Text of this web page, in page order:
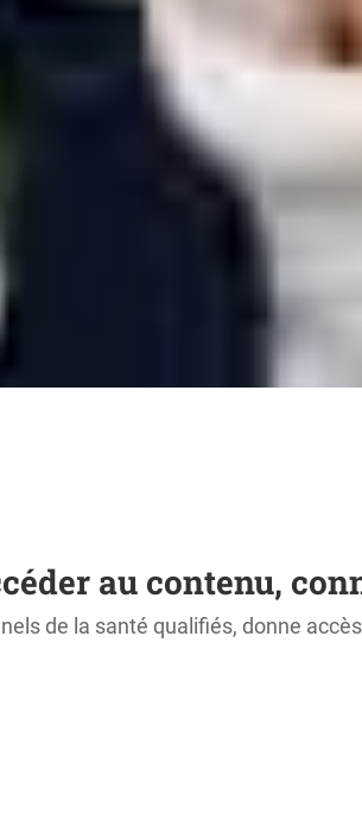
au contenu,
de la santé qualifiés, donne